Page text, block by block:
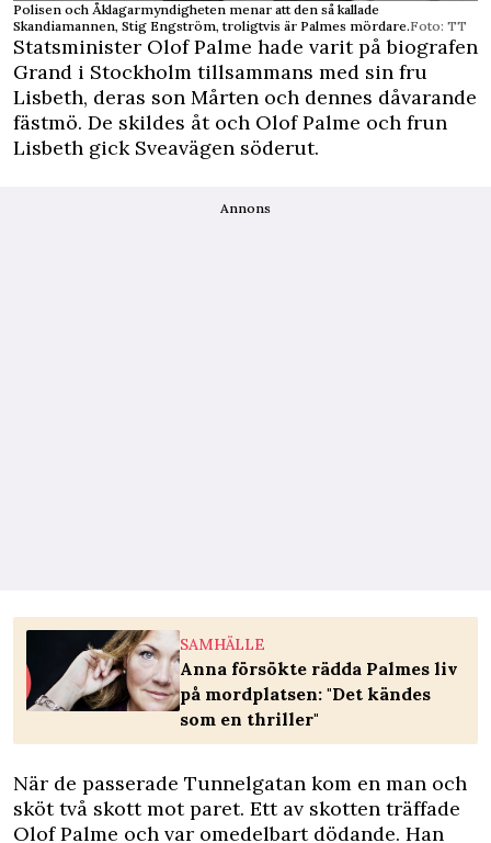
Polisen och Åklagarmyndigheten menar att den så kallade
Skandiamannen, Stig Engström, troligtvis är Palmes mördare.Foto: TT
Statsminister Olof Palme hade varit på biografen
Grand i Stockholm tillsammans med sin fru
Lisbeth, deras son Mårten och dennes dåvarande
fästmö. De skildes åt och Olof Palme och frun
Lisbeth gick Sveavägen söderut.
Annons
SAMHÄLLE
Anna försökte rädda Palmes liv
på mordplatsen: "Det kändes
som en thriller"
När de passerade Tunnelgatan kom en man och
sköt två skott mot paret. Ett av skotten träffade
Olof Palme och var omedelbart dödande. Han